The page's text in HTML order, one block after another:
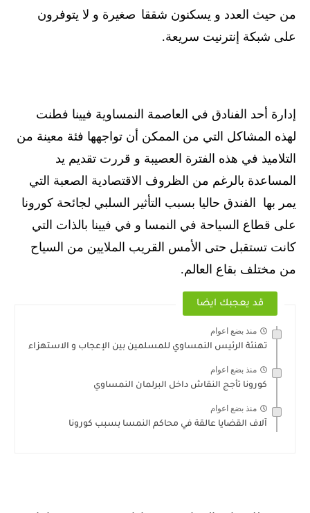
من حيث العدد و يسكنون شققا صغيرة و لا يتوفرون
على شبكة إنترنيت سريعة.
إدارة أحد الفنادق في العاصمة النمساوية فيينا فطنت
لهذه المشاكل التي من الممكن أن تواجهها فئة معينة من
التلاميذ في هذه الفترة العصيبة و قررت تقديم يد
المساعدة بالرغم من الظروف الاقتصادية الصعبة التي
يمر بها الفندق حاليا بسبب التأثير السلبي لجائحة كورونا
على قطاع السياحة في النمسا و في فيينا بالذات التي
كانت تستقبل حتى الأمس القريب الملايين من السياح
من مختلف بقاع العالم.
قد يعجبك ايضا
منذ بضع اعوام
تهنئة الرئيس النمساوي للمسلمين بين الإعجاب و الاستهزاء
منذ بضع اعوام
كورونا تأجج النقاش داخل البرلمان النمساوي
منذ بضع اعوام
آلاف القضايا عالقة في محاكم النمسا بسبب كورونا